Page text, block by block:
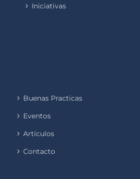
Iniciativas
Buenas Practicas
Eventos
Artículos
Contacto